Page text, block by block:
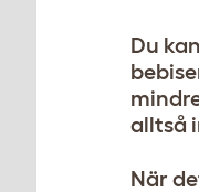
Du
alltså
När